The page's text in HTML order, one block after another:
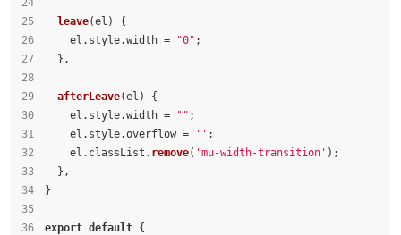
leave(el ) {
    el.
style.width = "0" ;
  },
afterLeave(el ) {
    el.
style.width = "" ;
    el.
style.overflow = '' ;
    el.
classList . remove( 'mu-width-transition' );
  },
}
export default {